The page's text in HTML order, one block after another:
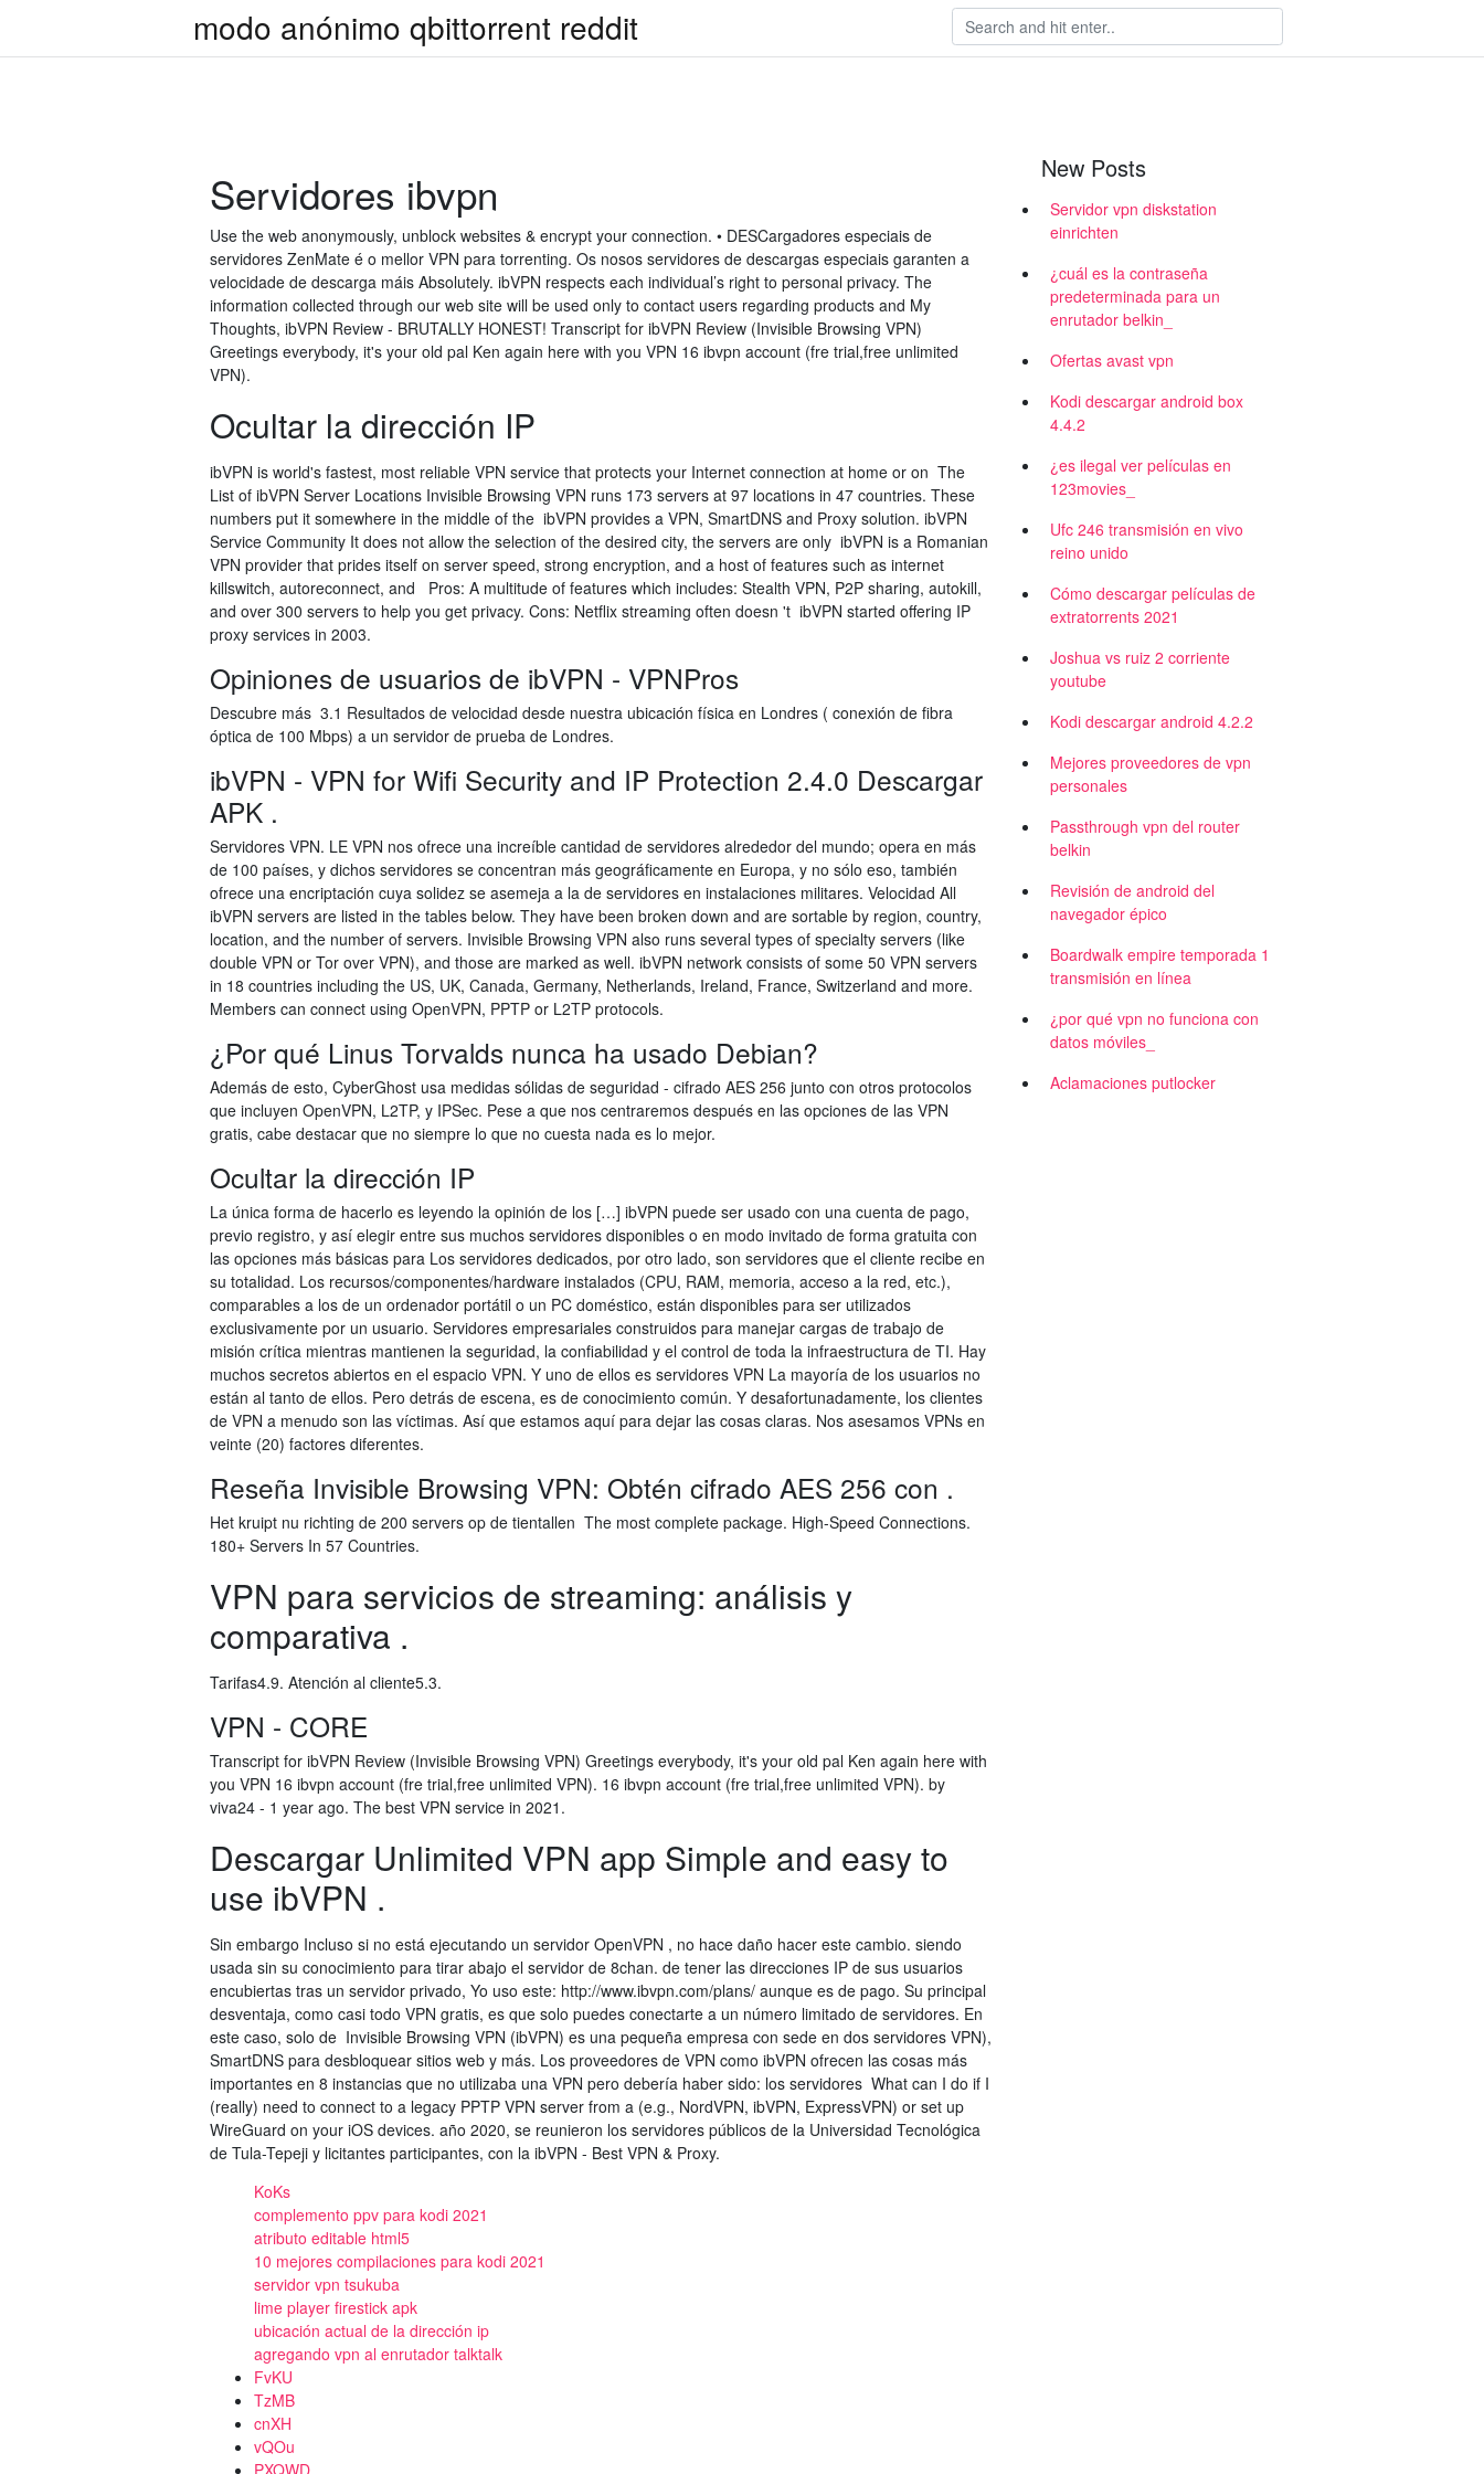
modo anónimo qbittorrent reddit
Servidores ibvpn
Use the web anonymously, unblock websites & encrypt your connection. • DESCargadores especiais de
servidores ZenMate é o mellor VPN para torrenting. Os nosos servidores de descargas especiais garanten a
velocidade de descarga máis Absolutely. ibVPN respects each individual’s right to personal privacy. The
information collected through our web site will be used only to contact users regarding products and My
Thoughts, ibVPN Review - BRUTALLY HONEST! Transcript for ibVPN Review (Invisible Browsing VPN)
Greetings everybody, it's your old pal Ken again here with you VPN 16 ibvpn account (fre trial,free unlimited
VPN).
Ocultar la dirección IP
ibVPN is world's fastest, most reliable VPN service that protects your Internet connection at home or on The
List of ibVPN Server Locations Invisible Browsing VPN runs 173 servers at 97 locations in 47 countries. These
numbers put it somewhere in the middle of the ibVPN provides a VPN, SmartDNS and Proxy solution. ibVPN
Service Community It does not allow the selection of the desired city, the servers are only ibVPN is a Romanian
VPN provider that prides itself on server speed, strong encryption, and a host of features such as internet
killswitch, autoreconnect, and Pros: A multitude of features which includes: Stealth VPN, P2P sharing, autokill,
and over 300 servers to help you get privacy. Cons: Netflix streaming often doesn 't ibVPN started offering IP
proxy services in 2003.
Opiniones de usuarios de ibVPN - VPNPros
Descubre más 3.1 Resultados de velocidad desde nuestra ubicación física en Londres ( conexión de fibra
óptica de 100 Mbps) a un servidor de prueba de Londres.
ibVPN - VPN for Wifi Security and IP Protection 2.4.0 Descargar
APK .
Servidores VPN. LE VPN nos ofrece una increíble cantidad de servidores alrededor del mundo; opera en más
de 100 países, y dichos servidores se concentran más geográficamente en Europa, y no sólo eso, también
ofrece una encriptación cuya solidez se asemeja a la de servidores en instalaciones militares. Velocidad All
ibVPN servers are listed in the tables below. They have been broken down and are sortable by region, country,
location, and the number of servers. Invisible Browsing VPN also runs several types of specialty servers (like
double VPN or Tor over VPN), and those are marked as well. ibVPN network consists of some 50 VPN servers
in 18 countries including the US, UK, Canada, Germany, Netherlands, Ireland, France, Switzerland and more.
Members can connect using OpenVPN, PPTP or L2TP protocols.
¿Por qué Linus Torvalds nunca ha usado Debian?
Además de esto, CyberGhost usa medidas sólidas de seguridad - cifrado AES 256 junto con otros protocolos
que incluyen OpenVPN, L2TP, y IPSec. Pese a que nos centraremos después en las opciones de las VPN
gratis, cabe destacar que no siempre lo que no cuesta nada es lo mejor.
Ocultar la dirección IP
La única forma de hacerlo es leyendo la opinión de los […] ibVPN puede ser usado con una cuenta de pago,
previo registro, y así elegir entre sus muchos servidores disponibles o en modo invitado de forma gratuita con
las opciones más básicas para Los servidores dedicados, por otro lado, son servidores que el cliente recibe en
su totalidad. Los recursos/componentes/hardware instalados (CPU, RAM, memoria, acceso a la red, etc.),
comparables a los de un ordenador portátil o un PC doméstico, están disponibles para ser utilizados
exclusivamente por un usuario. Servidores empresariales construidos para manejar cargas de trabajo de
misión crítica mientras mantienen la seguridad, la confiabilidad y el control de toda la infraestructura de TI. Hay
muchos secretos abiertos en el espacio VPN. Y uno de ellos es servidores VPN La mayoría de los usuarios no
están al tanto de ellos. Pero detrás de escena, es de conocimiento común. Y desafortunadamente, los clientes
de VPN a menudo son las víctimas. Así que estamos aquí para dejar las cosas claras. Nos asesamos VPNs en
veinte (20) factores diferentes.
Reseña Invisible Browsing VPN: Obtén cifrado AES 256 con .
Het kruipt nu richting de 200 servers op de tientallen The most complete package. High-Speed Connections.
180+ Servers In 57 Countries.
VPN para servicios de streaming: análisis y
comparativa .
Tarifas4.9. Atención al cliente5.3.
VPN - CORE
Transcript for ibVPN Review (Invisible Browsing VPN) Greetings everybody, it's your old pal Ken again here with
you VPN 16 ibvpn account (fre trial,free unlimited VPN). 16 ibvpn account (fre trial,free unlimited VPN). by
viva24 - 1 year ago. The best VPN service in 2021.
Descargar Unlimited VPN app Simple and easy to
use ibVPN .
Sin embargo Incluso si no está ejecutando un servidor OpenVPN , no hace daño hacer este cambio. siendo
usada sin su conocimiento para tirar abajo el servidor de 8chan. de tener las direcciones IP de sus usuarios
encubiertas tras un servidor privado, Yo uso este: http://www.ibvpn.com/plans/ aunque es de pago. Su principal
desventaja, como casi todo VPN gratis, es que solo puedes conectarte a un número limitado de servidores. En
este caso, solo de Invisible Browsing VPN (ibVPN) es una pequeña empresa con sede en dos servidores VPN),
SmartDNS para desbloquear sitios web y más. Los proveedores de VPN como ibVPN ofrecen las cosas más
importantes en 8 instancias que no utilizaba una VPN pero debería haber sido: los servidores What can I do if I
(really) need to connect to a legacy PPTP VPN server from a (e.g., NordVPN, ibVPN, ExpressVPN) or set up
WireGuard on your iOS devices. año 2020, se reunieron los servidores públicos de la Universidad Tecnológica
de Tula-Tepeji y licitantes participantes, con la ibVPN - Best VPN & Proxy.
KoKs
complemento ppv para kodi 2021
atributo editable html5
10 mejores compilaciones para kodi 2021
servidor vpn tsukuba
lime player firestick apk
ubicación actual de la dirección ip
agregando vpn al enrutador talktalk
FvKU
TzMB
cnXH
vQOu
PXQWD
New Posts
Servidor vpn diskstation
einrichten
¿cuál es la contraseña
predeterminada para un
enrutador belkin_
Ofertas avast vpn
Kodi descargar android box
4.4.2
¿es ilegal ver películas en
123movies_
Ufc 246 transmisión en vivo
reino unido
Cómo descargar películas de
extratorrents 2021
Joshua vs ruiz 2 corriente
youtube
Kodi descargar android 4.2.2
Mejores proveedores de vpn
personales
Passthrough vpn del router
belkin
Revisión de android del
navegador épico
Boardwalk empire temporada 1
transmisión en línea
¿por qué vpn no funciona con
datos móviles_
Aclamaciones putlocker